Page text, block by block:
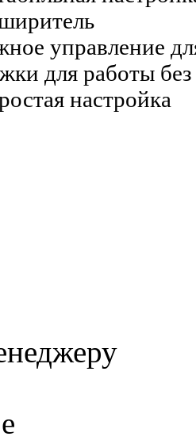
управление
для работы
настройка